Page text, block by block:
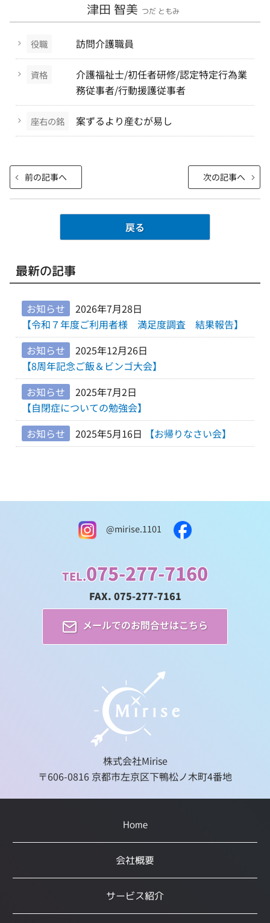
津田 智美 つだ ともみ
役職 訪問介護職員
資格
介護福祉士/初任者研修/認定特定行為業
務従事者/行動援護従事者
座右の銘 案ずるより産むが易し
投
稿
ナ
シ
前
の
投
前の記事へ
の
投
次の記事へ
戻る
最新の記事
お知らせ
2026年7月28日
【令和７年度ご利用者様 満足度調査 結果報告】
お知らせ
2025年12月26日
【8周年記念ご飯＆ビンゴ大会】
お知らせ
2025年7月2日
【自閉症についての勉強会】
お知らせ
2025年5月16日 【お帰りなさい会】
@mirise.1101
TEL.075-277-7160
FAX. 075-277-7161
メールでのお問合せはこちら
株式会社Mirise
〒606-0816 京都市左京区下鴨松ノ木町4番地
Home
会社概要
サービス紹介